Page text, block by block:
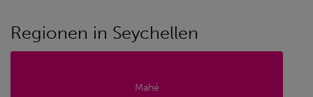
Regionen in Seychellen
Mahé